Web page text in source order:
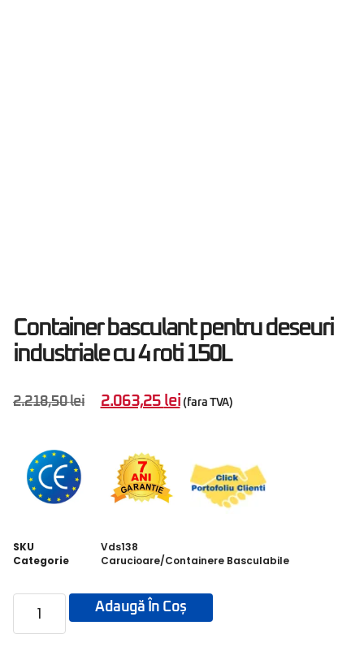
Container basculant pentru deseuri
industriale cu 4 roti 150L
2.218,50lei 2.063,25 lei (fara TVA)
SKU
Vds138
Categorie
Carucioare/Containere Basculabile
Adaugă În Coș